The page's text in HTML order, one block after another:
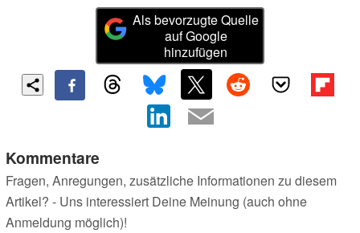
Als bevorzugte Quelle
auf Google
hinzufügen
Kommentare
Fragen, Anregungen, zusätzliche Informationen zu diesem
Artikel? - Uns interessiert Deine Meinung (auch ohne
Anmeldung möglich)!